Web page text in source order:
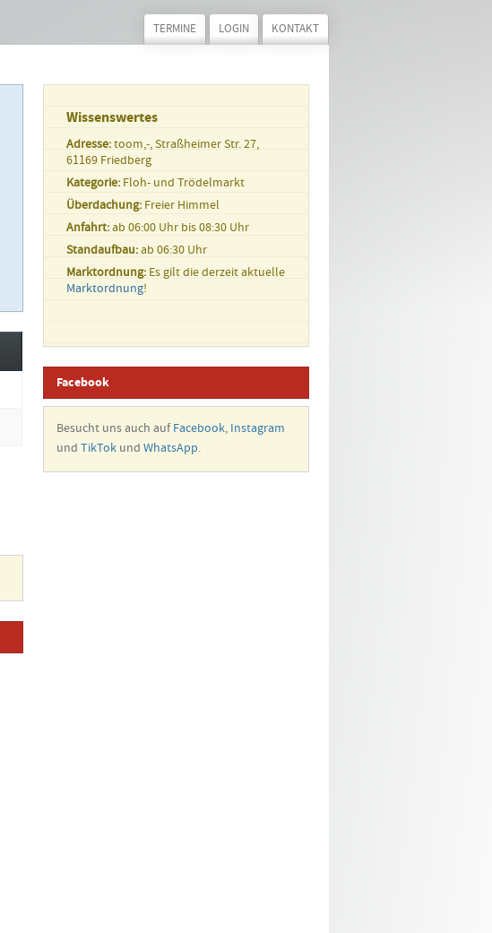
TERMINE LOGIN KONTAKT
Wissenswertes
Adresse:toom,-, Straßheimer Str. 27,
61169 Friedberg
Kategorie:Floh- und Trödelmarkt
Überdachung:Freier Himmel
Anfahrt:ab 06:00 Uhr bis 08:30 Uhr
Standaufbau:ab 06:30 Uhr
Marktordnung:Es gilt die derzeit aktuelle
Marktordnung!
Facebook
Besucht uns auch aufFacebook,Instagram
undTikTokundWhatsApp.